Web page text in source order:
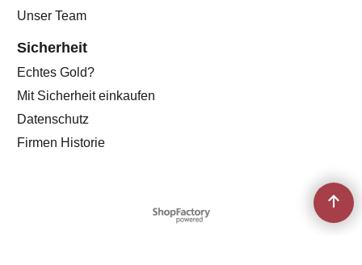
Unser Team
Sicherheit
Echtes Gold?
Mit Sicherheit einkaufen
Datenschutz
Firmen Historie
WebShop erstellt mit
ShopFactory Shop